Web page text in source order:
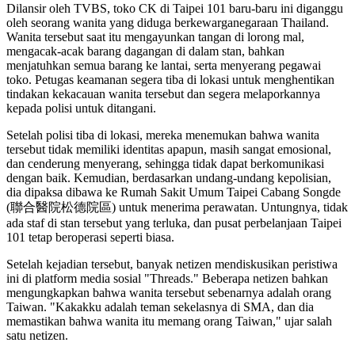
Dilansir oleh TVBS, toko CK di Taipei 101 baru-baru ini diganggu
oleh seorang wanita yang diduga berkewarganegaraan Thailand.
Wanita tersebut saat itu mengayunkan tangan di lorong mal,
mengacak-acak barang dagangan di dalam stan, bahkan
menjatuhkan semua barang ke lantai, serta menyerang pegawai
toko. Petugas keamanan segera tiba di lokasi untuk menghentikan
tindakan kekacauan wanita tersebut dan segera melaporkannya
kepada polisi untuk ditangani.
Setelah polisi tiba di lokasi, mereka menemukan bahwa wanita
tersebut tidak memiliki identitas apapun, masih sangat emosional,
dan cenderung menyerang, sehingga tidak dapat berkomunikasi
dengan baik. Kemudian, berdasarkan undang-undang kepolisian,
dia dipaksa dibawa ke Rumah Sakit Umum Taipei Cabang Songde
(聯合醫院松德院區) untuk menerima perawatan. Untungnya, tidak
ada staf di stan tersebut yang terluka, dan pusat perbelanjaan Taipei
101 tetap beroperasi seperti biasa.
Setelah kejadian tersebut, banyak netizen mendiskusikan peristiwa
ini di platform media sosial "Threads." Beberapa netizen bahkan
mengungkapkan bahwa wanita tersebut sebenarnya adalah orang
Taiwan. "Kakakku adalah teman sekelasnya di SMA, dan dia
memastikan bahwa wanita itu memang orang Taiwan," ujar salah
satu netizen.